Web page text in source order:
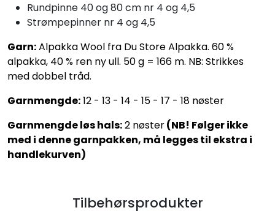
Rundpinne 40 og 80 cm nr 4 og 4,5
Strømpepinner nr 4 og 4,5
Garn:Alpakka Wool fra Du Store Alpakka. 60 %
alpakka, 40 % ren ny ull. 50 g = 166 m. NB: Strikkes
med dobbel tråd.
Garnmengde:12 - 13 - 14 - 15 - 17 - 18 nøster
Garnmengde løs hals:2 nøster(NB! Følger ikke
med i denne garnpakken, må legges til ekstra i
handlekurven)
Tilbehørsprodukter